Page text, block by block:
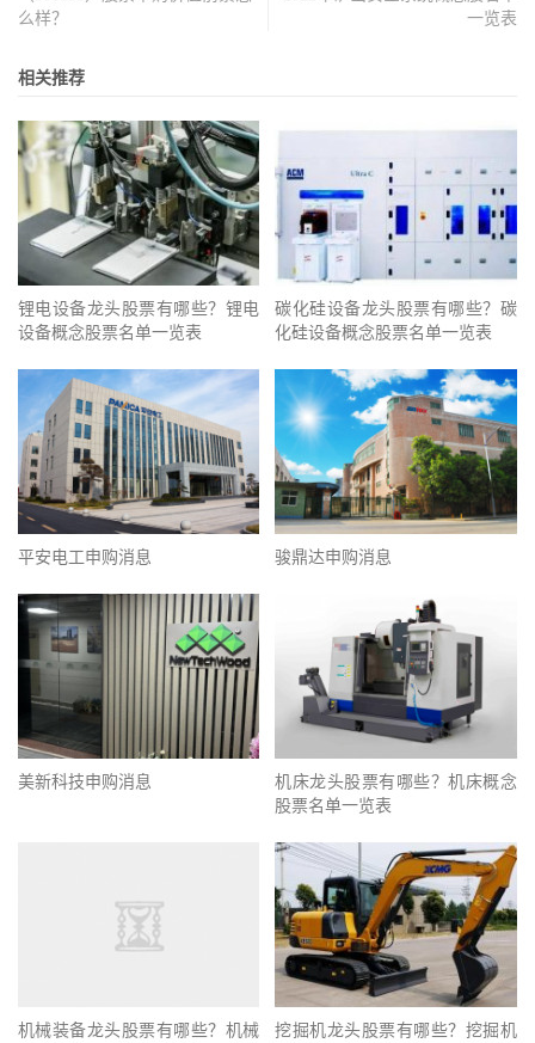
么样？
一览表
相关推荐
锂电设备龙头股票有哪些？锂电
设备概念股票名单一览表
碳化硅设备龙头股票有哪些？碳
化硅设备概念股票名单一览表
平安电工申购消息 骏鼎达申购消息
美新科技申购消息
机床龙头股票有哪些？机床概念
股票名单一览表
机械装备龙头股票有哪些？机械
挖掘机龙头股票有哪些？挖掘机